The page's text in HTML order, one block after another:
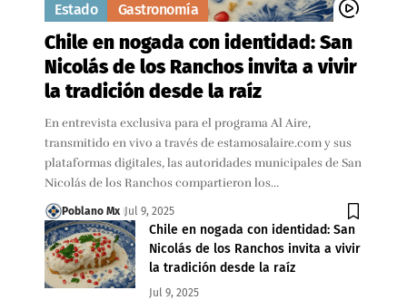
Estado Gastronomía
Chile en nogada con identidad: San
Nicolás de los Ranchos invita a vivir
la tradición desde la raíz
En entrevista exclusiva para el programa Al Aire,
transmitido en vivo a través de estamosalaire.com y sus
plataformas digitales, las autoridades municipales de San
Nicolás de los Ranchos compartieron los…
Poblano Mx Jul 9, 2025
Chile en nogada con identidad: San
Nicolás de los Ranchos invita a vivir
la tradición desde la raíz
Jul 9, 2025